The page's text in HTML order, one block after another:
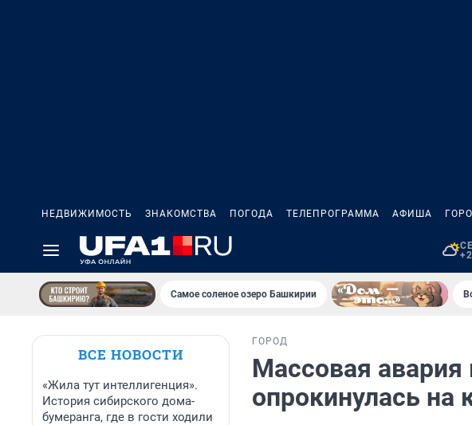
НЕДВИЖИМОСТЬ ЗНАКОМСТВА ПОГОДА ТЕЛЕПРОГРАММА АФИША
Самое соленое озеро Башкирии
ВСЕ НОВОСТИ
«Жила тут интеллигенция».
История сибирского дома-
бумеранга, где в гости ходили
ГОРОД
Массовая
опрокинулась на